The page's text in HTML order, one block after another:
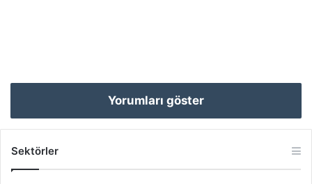
Yorumları göster
Sektörler